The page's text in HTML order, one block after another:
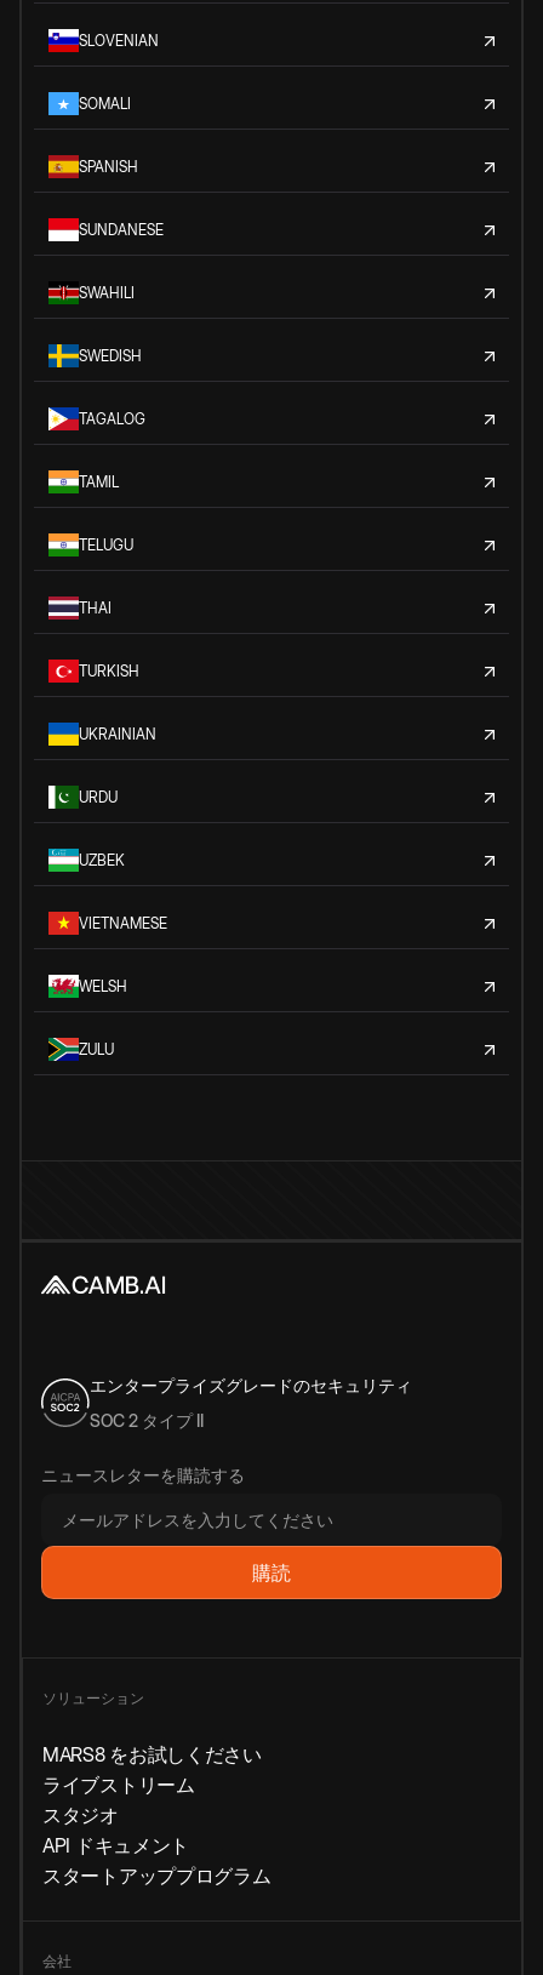
SLOVENIAN
SOMALI
SPANISH
SUNDANESE
SWAHILI
SWEDISH
TAGALOG
TAMIL
TELUGU
THAI
TURKISH
UKRAINIAN
URDU
UZBEK
VIETNAMESE
WELSH
ZULU
エンタープライズグレードのセキュリティ
SOC 2 タイプ II
ニュースレターを購読する
ソリューション
MARS8 をお試しください
ライブストリーム
スタジオ
API ドキュメント
スタートアッププログラム
会社